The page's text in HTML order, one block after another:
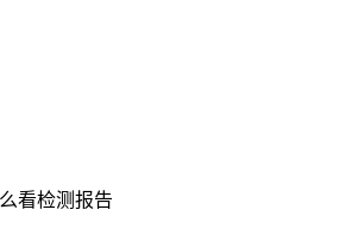
看检测报告